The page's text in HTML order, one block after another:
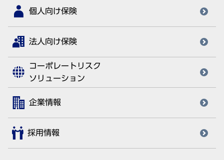
個人向け保険
法人向け保険
コーポレートリスク
ソリューション
企業情報
採用情報